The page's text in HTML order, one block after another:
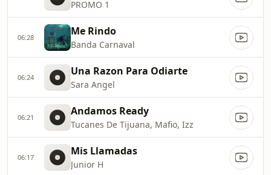
PROMO 1
06:28 Me Rindo
Banda Carnaval
06:24 Una Razon Para Odiarte
Sara Angel
06:21 Andamos Ready
Tucanes De Tijuana, Mafio, Izz
06:17 Mis Llamadas
Junior H